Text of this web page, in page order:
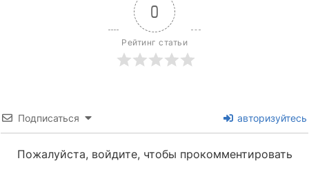
0
Рейтинг статьи
Подписаться авторизуйтесь
Пожалуйста, войдите, чтобы прокомментировать